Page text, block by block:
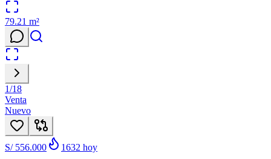
79.21 m²
1/18
Venta
Nuevo
S/ 556.000 1632 hoy